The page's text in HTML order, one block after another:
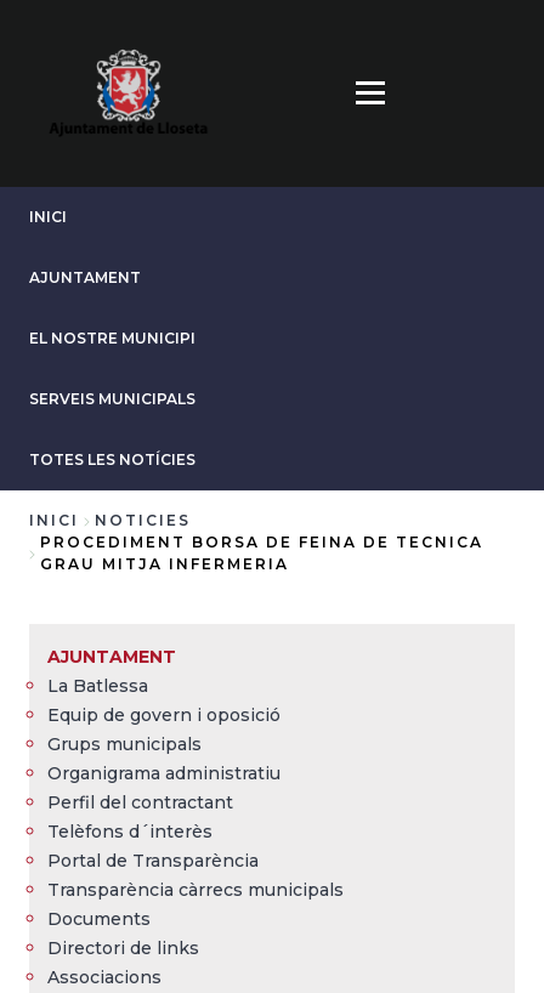
INICI
AJUNTAMENT
EL NOSTRE MUNICIPI
SERVEIS MUNICIPALS
TOTES LES NOTÍCIES
Fil
INICI
NOTICIES
PROCEDIMENT BORSA DE FEINA DE TECNICA
GRAU MITJA INFERMERIA
AJUNTAMENT
La Batlessa
Equip de govern i oposició
Grups municipals
Organigrama administratiu
Perfil del contractant
Telèfons d´interès
Portal de Transparència
Transparència càrrecs municipals
Documents
Directori de links
Associacions